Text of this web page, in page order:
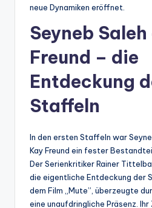
neue Dynamiken eröffnet.
Seyneb
Freund – die
Entdeckung
Staffeln
In den ersten Staffeln war
Kay Freund ein fester
Der Serienkritiker Rainer
die eigentliche Entdeckung der
dem Film „Mute”, überzeugte
eine unaufdringliche Präsenz.